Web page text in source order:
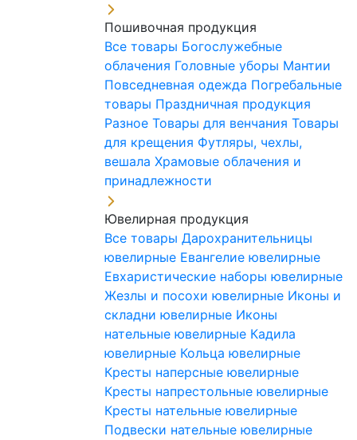
Пошивочная продукция
Все товары Богослужебные
облачения Головные уборы Мантии
Повседневная одежда Погребальные
товары Праздничная продукция
Разное Товары для венчания Товары
для крещения Футляры, чехлы,
вешала Храмовые облачения и
принадлежности
Ювелирная продукция
Все товары Дарохранительницы
ювелирные Евангелие ювелирные
Евхаристические наборы ювелирные
Жезлы и посохи ювелирные Иконы и
складни ювелирные Иконы
нательные ювелирные Кадила
ювелирные Кольца ювелирные
Кресты наперсные ювелирные
Кресты напрестольные ювелирные
Кресты нательные ювелирные
Подвески нательные ювелирные